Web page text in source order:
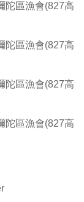
陀區漁會(827高
陀區漁會(827高
陀區漁會(827高
陀區漁會(827高